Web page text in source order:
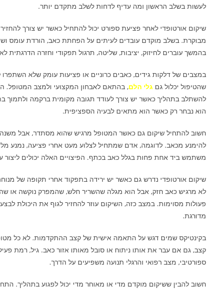
לעשות בשלב הראשון ומה עדיף לדחות לשלב מתקדם יותר.
שיקום אורטופדי לאחר פציעת ספורט יכול להתחיל כאשר יש צורך
מבוקרת. בשלב מוקדם עובדים לעיתים על הפחתת כאב, הורדת עומס
בהמשך עוברים לחיזוק, יציבות, שליטה, תרגול תפקודי וחזרה הדרגתית
במצבים של דלקות גידים, כאבים כרוניים או פציעות עומק שלא השתפרו
שהטיפול יכלול גם גלי הלם, בהתאם לאבחון המקצועי ולמצב המטופל.
להשתלב בתהליך כאשר יש צורך לעודד תגובה מקומית ברקמה ולתמוך
הוא נבחר רק כאשר הוא מתאים לבעיה הספציפית.
חשוב להתחיל שיקום גם כאשר המטופל מרגיש שהוא מסתדר, אבל
להימנע מכאב. לדוגמה, אדם שמתחיל לצלוע מעט אחרי פציעה, נמנע
משתמש ביד אחת פחות בגלל כאב בכתף. הפיצויים האלה יכולים ליצור
שיקום אורטופדי נדרש גם כאשר יש ירידה בתפקוד אחרי תקופה של
לא מרגיש כאב חזק, אבל הוא מגלה שהשריר חלש, שהמפרק נוקשה או
פעולות מסוימות. במצב כזה, השיקום עוזר להחזיר לגוף את היכולת
מדורגת.
בקינטיקס שמים דגש על התאמה אישית של קצב ההתקדמות. לא כל
קצב, גם אם עבר את אותו ניתוח או סובל מאותו אזור כאב. גיל, רמת
ספורטיבי, מצב רפואי והרגלי תנועה משפיעים על הדרך.
חשוב להבין ששיקום מוקדם מדי או מאוחר מדי יכול לפגוע בתהליך.